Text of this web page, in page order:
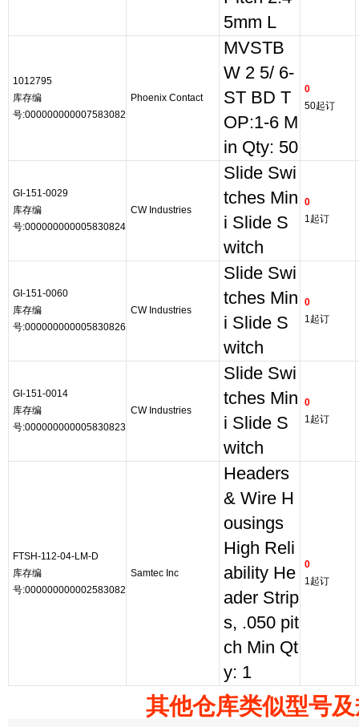
5mm L
1012795
库存编
号:000000000007583082
Phoenix Contact
MVSTB
W 2 5/ 6-
ST BD T
OP:1-6 M
in Qty: 50
0
50起订
GI-151-0029
库存编
号:000000000005830824
CW Industries
Slide Swi
tches Min
i Slide S
witch
0
1起订
GI-151-0060
库存编
号:000000000005830826
CW Industries
Slide Swi
tches Min
i Slide S
witch
0
1起订
GI-151-0014
库存编
号:000000000005830823
CW Industries
Slide Swi
tches Min
i Slide S
witch
0
1起订
FTSH-112-04-LM-D
库存编
号:000000000002583082
Samtec Inc
Headers
& Wire H
ousings
High Reli
ability He
ader Strip
s, .050 pit
ch Min Qt
y: 1
0
1起订
其他仓库类似型号